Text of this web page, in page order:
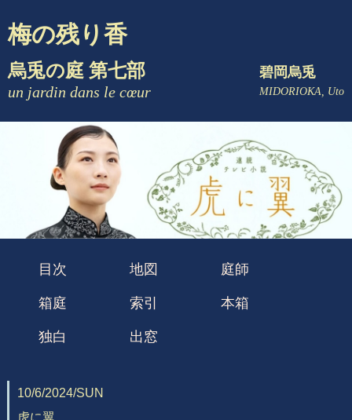
梅の残り香
烏兎の庭 第七部
un jardin dans le cœur
碧岡烏兎
MIDORIOKA, Uto
目次 地図 庭師
箱庭 索引 本箱
独白 出窓
10/6/2024/SUN